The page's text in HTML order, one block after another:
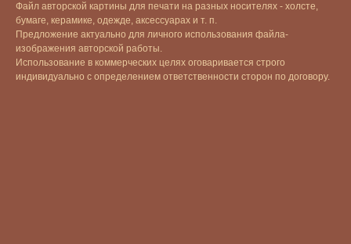
Файл авторской картины для печати на разных носителях - холсте,
бумаге, керамике, одежде, аксессуарах и т. п.
Предложение актуально для личного использования файла-
изображения авторской работы.
Использование в коммерческих целях оговаривается строго
индивидуально с определением ответственности сторон по договору.